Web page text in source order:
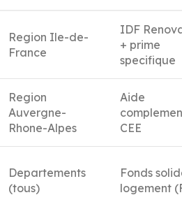
Region Ile-de-
France
IDF
+ prime
specifique
Region
Auvergne-
Rhone-Alpes
Aide
CEE
Departements
(tous)
Fonds
logement